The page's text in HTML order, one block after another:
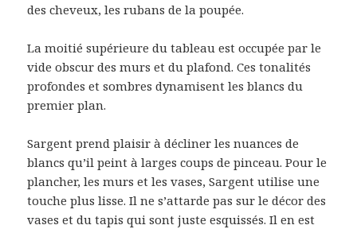
des cheveux, les rubans de la poupée.
La moitié supérieure du tableau est occupée par le
vide obscur des murs et du plafond. Ces tonalités
profondes et sombres dynamisent les blancs du
premier plan.
Sargent prend plaisir à décliner les nuances de
blancs qu’il peint à larges coups de pinceau. Pour le
plancher, les murs et les vases, Sargent utilise une
touche plus lisse. Il ne s’attarde pas sur le décor des
vases et du tapis qui sont juste esquissés. Il en est